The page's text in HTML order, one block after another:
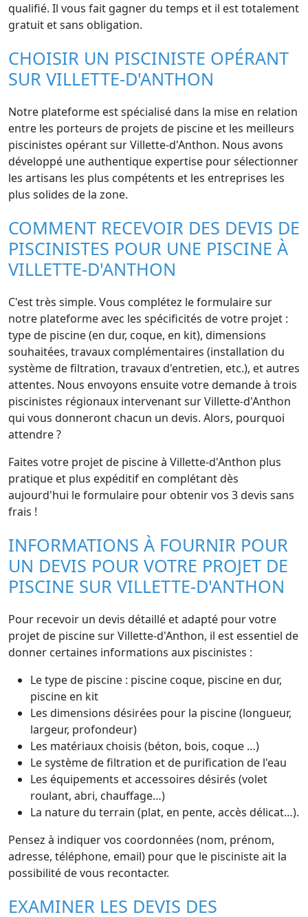
qualifié. Il vous fait gagner du temps et il est totalement
gratuit et sans obligation.
CHOISIR UN PISCINISTE OPÉRANT
SUR VILLETTE-D'ANTHON
Notre plateforme est spécialisé dans la mise en relation
entre les porteurs de projets de piscine et les meilleurs
piscinistes opérant sur Villette-d'Anthon. Nous avons
développé une authentique expertise pour sélectionner
les artisans les plus compétents et les entreprises les
plus solides de la zone.
COMMENT RECEVOIR DES DEVIS DE
PISCINISTES POUR UNE PISCINE À
VILLETTE-D'ANTHON
C'est très simple. Vous complétez le formulaire sur
notre plateforme avec les spécificités de votre projet :
type de piscine (en dur, coque, en kit), dimensions
souhaitées, travaux complémentaires (installation du
système de filtration, travaux d'entretien, etc.), et autres
attentes. Nous envoyons ensuite votre demande à trois
piscinistes régionaux intervenant sur Villette-d'Anthon
qui vous donneront chacun un devis. Alors, pourquoi
attendre ?
Faites votre projet de piscine à Villette-d'Anthon plus
pratique et plus expéditif en complétant dès
aujourd'hui le formulaire pour obtenir vos 3 devis sans
frais !
INFORMATIONS À FOURNIR POUR
UN DEVIS POUR VOTRE PROJET DE
PISCINE SUR VILLETTE-D'ANTHON
Pour recevoir un devis détaillé et adapté pour votre
projet de piscine sur Villette-d'Anthon, il est essentiel de
donner certaines informations aux piscinistes :
Le type de piscine : piscine coque, piscine en dur,
piscine en kit
Les dimensions désirées pour la piscine (longueur,
largeur, profondeur)
Les matériaux choisis (béton, bois, coque …)
Le système de filtration et de purification de l'eau
Les équipements et accessoires désirés (volet
roulant, abri, chauffage…)
La nature du terrain (plat, en pente, accès délicat…).
Pensez à indiquer vos coordonnées (nom, prénom,
adresse, téléphone, email) pour que le pisciniste ait la
possibilité de vous recontacter.
EXAMINER LES DEVIS DES